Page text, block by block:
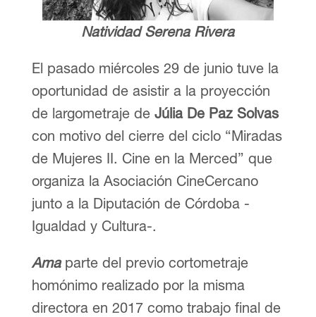
Natividad Serena Rivera
El pasado miércoles 29 de junio tuve la
oportunidad de asistir a la proyección
de largometraje de Júlia De Paz Solvas
con motivo del cierre del ciclo “Miradas
de Mujeres II. Cine en la Merced” que
organiza la Asociación CineCercano
junto a la Diputación de Córdoba -
Igualdad y Cultura-.
Amaparte del previo cortometraje
homónimo realizado por la misma
directora en 2017 como trabajo final de